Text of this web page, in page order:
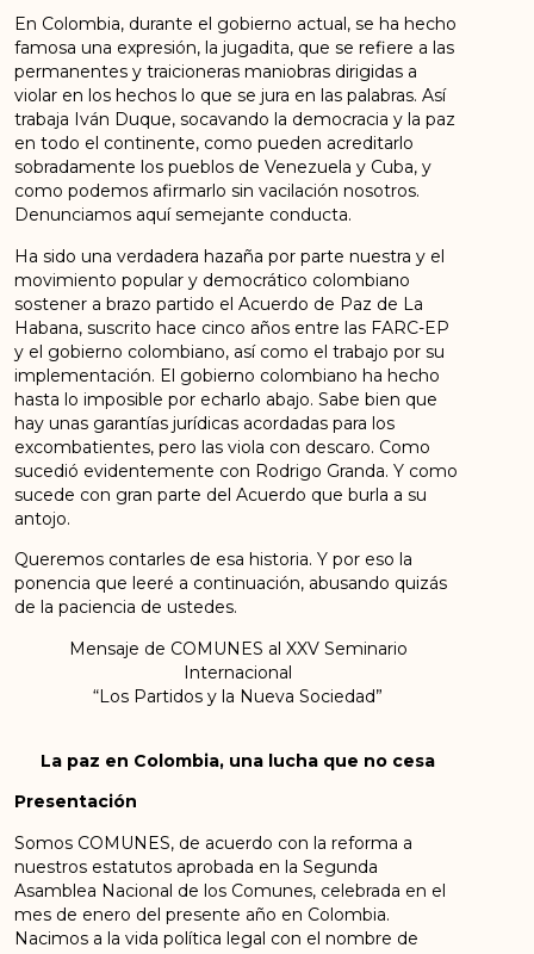
En Colombia, durante el gobierno actual, se ha hecho
famosa una expresión, la jugadita, que se refiere a las
permanentes y traicioneras maniobras dirigidas a
violar en los hechos lo que se jura en las palabras. Así
trabaja Iván Duque, socavando la democracia y la paz
en todo el continente, como pueden acreditarlo
sobradamente los pueblos de Venezuela y Cuba, y
como podemos afirmarlo sin vacilación nosotros.
Denunciamos aquí semejante conducta.
Ha sido una verdadera hazaña por parte nuestra y el
movimiento popular y democrático colombiano
sostener a brazo partido el Acuerdo de Paz de La
Habana, suscrito hace cinco años entre las FARC-EP
y el gobierno colombiano, así como el trabajo por su
implementación. El gobierno colombiano ha hecho
hasta lo imposible por echarlo abajo. Sabe bien que
hay unas garantías jurídicas acordadas para los
excombatientes, pero las viola con descaro. Como
sucedió evidentemente con Rodrigo Granda. Y como
sucede con gran parte del Acuerdo que burla a su
antojo.
Queremos contarles de esa historia. Y por eso la
ponencia que leeré a continuación, abusando quizás
de la paciencia de ustedes.
Mensaje de COMUNES al XXV Seminario
Internacional
“Los Partidos y la Nueva Sociedad”
La paz en Colombia, una lucha que no cesa
Presentación
Somos COMUNES, de acuerdo con la reforma a
nuestros estatutos aprobada en la Segunda
Asamblea Nacional de los Comunes, celebrada en el
mes de enero del presente año en Colombia.
Nacimos a la vida política legal con el nombre de